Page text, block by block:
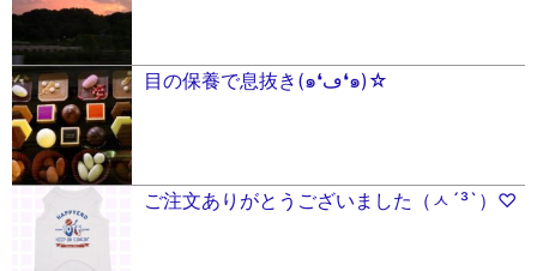
目の保養で息抜き(๑❛ڡ❛๑)☆
ご注文ありがとうございました（ㅅ´³`）♡